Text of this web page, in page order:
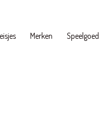
Merken Speelgoed